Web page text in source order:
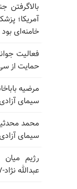
بالا‌گرفتن
آمریکا؛
خامنه‌ای بود
فعالیت
حمایت از
مرضیه
سیمای
محمد
سیمای
رژیم
عبدالله نژاد-۱۷ مرداد ۱۴۰۵